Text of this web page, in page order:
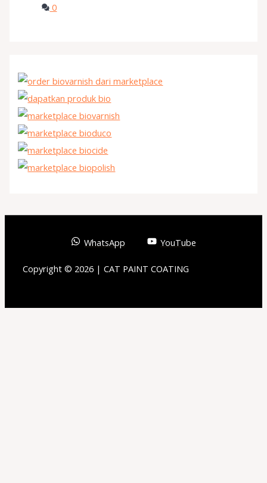
0
WhatsApp YouTube
Copyright © 2026 | CAT PAINT COATING